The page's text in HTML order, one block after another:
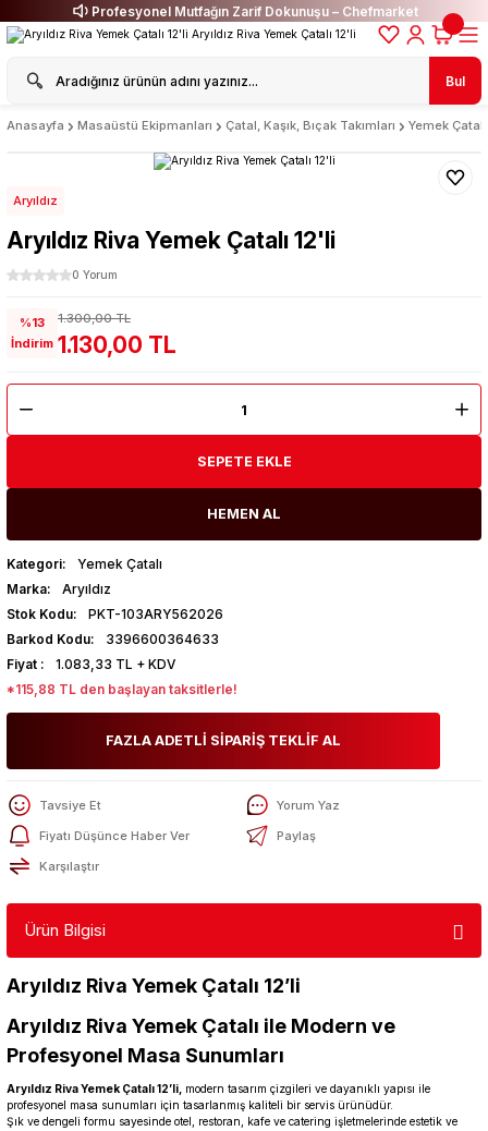
Profesyonel Mutfağın Zarif Dokunuşu – Chefmarket
Bul
Anasayfa Masaüstü Ekipmanları Çatal, Kaşık, Bıçak Takımları Yemek Çatalı
Aryıldız
Aryıldız Riva Yemek Çatalı 12'li
0 Yorum
%13
İndirim
1.300,00 TL
1.130,00 TL
SEPETE EKLE
HEMEN AL
Kategori
Yemek Çatalı
Marka
Aryıldız
Stok Kodu
PKT-103ARY562026
Barkod Kodu
3396600364633
Fiyat
1.083,33 TL + KDV
*115,88 TL den başlayan taksitlerle!
FAZLA ADETLİ SİPARİŞ TEKLİF AL
Tavsiye Et
Yorum Yaz
Fiyatı Düşünce Haber Ver
Paylaş
Karşılaştır
Ürün Bilgisi
Aryıldız Riva Yemek Çatalı 12’li
Aryıldız Riva Yemek Çatalı ile Modern ve
Profesyonel Masa Sunumları
Aryıldız Riva Yemek Çatalı 12’li, modern tasarım çizgileri ve dayanıklı yapısı ile
profesyonel masa sunumları için tasarlanmış kaliteli bir servis ürünüdür.
Şık ve dengeli formu sayesinde otel, restoran, kafe ve catering işletmelerinde estetik ve